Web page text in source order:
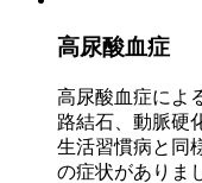
高尿酸血症
高尿酸血症によ
路結石、動脈硬
生活習慣病と同
の症状がありま